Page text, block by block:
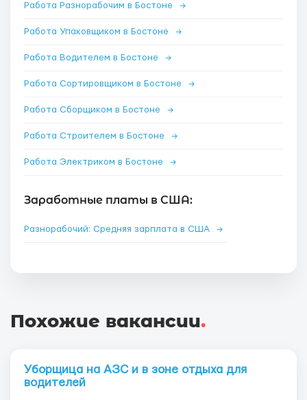
Работа Разнорабочим в Бостоне →
Работа Упаковщиком в Бостоне →
Работа Водителем в Бостоне →
Работа Сортировщиком в Бостоне →
Работа Сборщиком в Бостоне →
Работа Строителем в Бостоне →
Работа Электриком в Бостоне →
Заработные платы в США:
Разнорабочий: Средняя зарплата в США →
Похожие вакансии.
Уборщица на АЗС и в зоне отдыха для
водителей